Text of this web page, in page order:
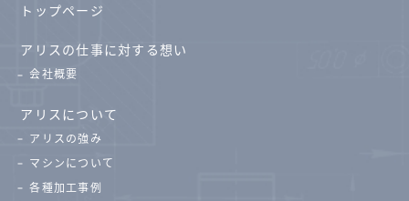
トップページ
アリスの仕事に対する想い
会社概要
アリスについて
アリスの強み
マシンについて
各種加工事例